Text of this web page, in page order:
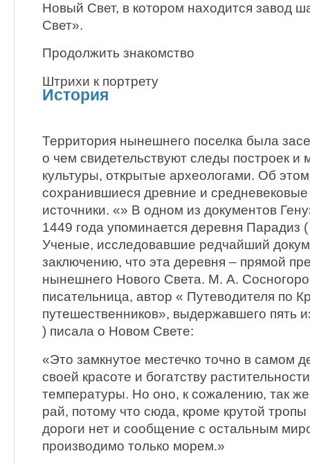
Новый Свет, в котором находится завод
Свет».
Продолжить знакомство
Штрихи к портрету
История
Территория нынешнего поселка была
о чем свидетельствуют следы построек и
культуры, открытые археологами. Об этом
сохранившиеся древние и
источники. «» В одном из документов
1449 года упоминается деревня Парадиз
Ученые, исследовавшие редчайший
заключению, что эта деревня – прямой
нынешнего Нового Света. М. А.
писательница, автор « Путеводителя по
путешественников», выдержавшего пять
) писала о Новом Свете:
«Это замкнутое местечко точно в самом
своей красоте и богатству
температуры. Но оно, к сожалению, так же
рай, потому что сюда, кроме крутой
дороги нет и сообщение с остальным
производимо только морем.»